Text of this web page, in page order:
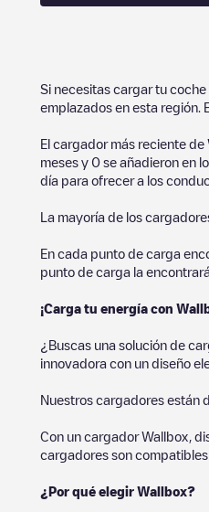
Si necesitas cargar tu
emplazados en esta región.
El cargador más reciente de
meses y 0 se añadieron en
día para ofrecer a los
La mayoría de los
En cada punto de carga
punto de carga la
¡Carga tu energía con
¿Buscas una solución de
innovadora con un diseño
Nuestros cargadores están
Con un cargador Wallbox,
cargadores son
¿Por qué elegir Wallbox?